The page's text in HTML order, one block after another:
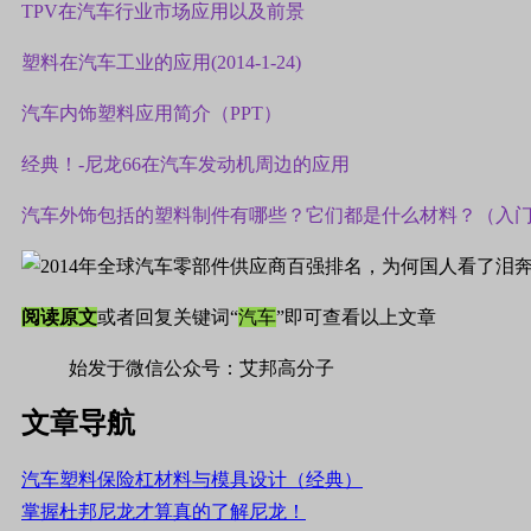
TPV在汽车行业市场应用以及前景
塑料在汽车工业的应用(2014-1-24)
汽车内饰塑料应用简介（PPT）
经典！-尼龙66在汽车发动机周边的应用
汽车外饰包括的塑料制件有哪些？它们都是什么材料？（入
阅读原文或者回复关键词“汽车”即可查看以上文章
始发于微信公众号：艾邦高分子
文章导航
汽车塑料保险杠材料与模具设计（经典）
掌握杜邦尼龙才算真的了解尼龙！